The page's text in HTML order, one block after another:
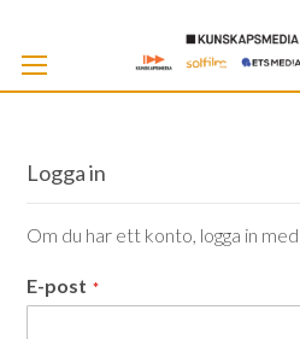
Logga in
Om du har ett konto, logga in
E-post